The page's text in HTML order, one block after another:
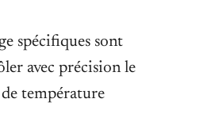
spécifiques sont
avec précision le
température